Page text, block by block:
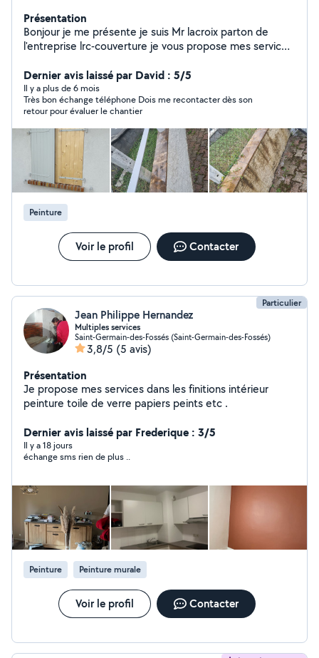
Présentation
Bonjour je me présente je suis Mr lacroix parton de
l'entreprise lrc-couverture je vous propose mes services
NETTOYAGE ; Hydrofuge ; PEINTURE toiture Façades
muret dallage Dessou de toi HABILLAGES ; PLANCHES
DE VIRE ; DESSOU DE TOI tole thermolaqué ; pvc
SCELLEMENT DE FAÎTAGE REMANIEMENT DE TUILES
TOITURE COMPLÈTE Tuiles ; bac acier ZINC
Remplacement de chéneau ZINC ; PLASTIQUE
j'effectue travaux avec camion nacelle.
Dernier avis laissé par David : 5/5
Il y a plus de 6 mois
Très bon échange téléphone Dois me recontacter dès son
retour pour évaluer le chantier
Peinture
Voir le profil Contacter
Particulier
Jean Philippe Hernandez
Multiples services
Saint-Germain-des-Fossés (Saint-Germain-des-Fossés)
3,8/5 (5 avis)
Présentation
Je propose mes services dans les finitions intérieur
peinture toile de verre papiers peints etc .
Dernier avis laissé par Frederique : 3/5
Il y a 18 jours
échange sms rien de plus ..
Peinture Peinture murale
Voir le profil Contacter